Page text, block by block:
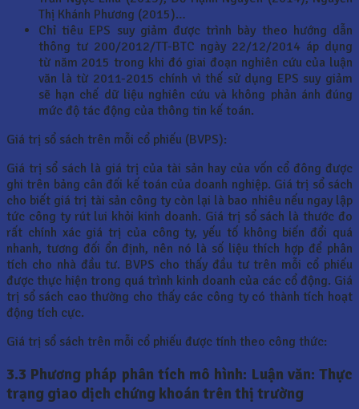
Thị Khánh Phương (2015)…
Chỉ tiêu EPS suy giảm được trình bày theo hướng dẫn
thông tư 200/2012/TT-BTC ngày 22/12/2014 áp dụng
từ năm 2015 trong khi đó giai đoạn nghiên cứu của luận
văn là từ 2011-2015 chính vì thế sử dụng EPS suy giảm
sẽ hạn chế dữ liệu nghiên cứu và không phản ánh đúng
mức độ tác động của thông tin kế toán.
Giá trị sổ sách trên mỗi cổ phiếu (BVPS):
Giá trị sổ sách là giá trị của tài sản hay của vốn cổ đông được
ghi trên bảng cân đối kế toán của doanh nghiệp. Giá trị sổ sách
cho biết giá trị tài sản công ty còn lại là bao nhiêu nếu ngay lập
tức công ty rút lui khỏi kinh doanh. Giá trị sổ sách là thước đo
rất chính xác giá trị của công ty, yếu tố không biến đổi quá
nhanh, tương đối ổn định, nên nó là số liệu thích hợp để phân
tích cho nhà đầu tư. BVPS cho thấy đầu tư trên mỗi cổ phiếu
được thực hiện trong quá trình kinh doanh của các cổ động. Giá
trị sổ sách cao thường cho thấy các công ty có thành tích hoạt
động tích cực.
Giá trị sổ sách trên mỗi cổ phiếu được tính theo công thức:
3.3 Phương pháp phân tích mô hình: Luận văn: Thực
trạng giao dịch chứng khoán trên thị trường